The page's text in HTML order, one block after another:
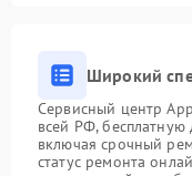
Широкий
Сервисный центр
всей РФ, бесплатную
включая срочный
статус ремонта